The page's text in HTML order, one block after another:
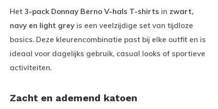
Het 3-pack Donnay Berno V-hals T-shirts in zwart,
navy en light grey is een veelzijdige set van tijdloze
basics. Deze kleurencombinatie past bij elke outfit en is
ideaal voor dagelijks gebruik, casual looks of sportieve
activiteiten.
Zacht en ademend katoen